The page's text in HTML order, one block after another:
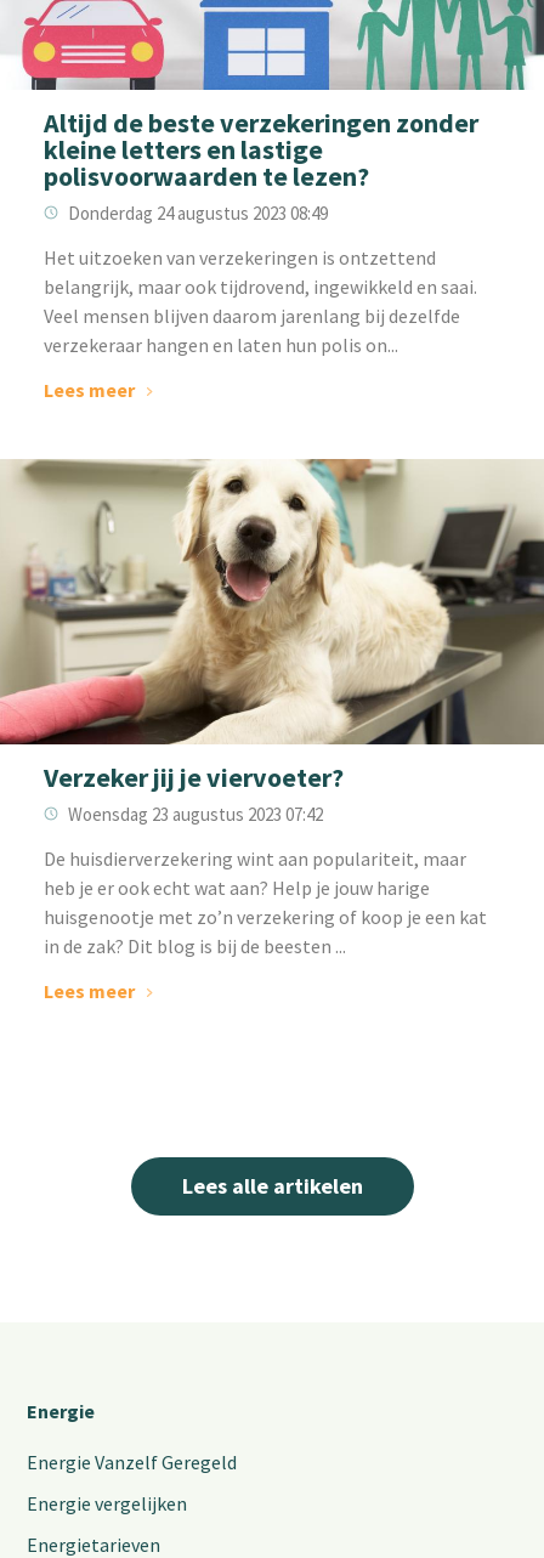
Altijd de beste verzekeringen zonder
kleine letters en lastige
polisvoorwaarden te lezen?
Donderdag 24 augustus 2023 08:49
‌Het uitzoeken van verzekeringen is ontzettend
belangrijk, maar ook tijdrovend, ingewikkeld en saai.
Veel mensen blijven daarom jarenlang bij dezelfde
verzekeraar hangen en laten hun polis on...
Lees meer
Verzeker jij je viervoeter?
Woensdag 23 augustus 2023 07:42
De huisdierverzekering wint aan populariteit, maar
heb je er ook echt wat aan? Help je jouw harige
huisgenootje met zo’n verzekering of koop je een kat
in de zak? Dit blog is bij de beesten ...
Lees meer
Lees alle artikelen
Energie
Energie Vanzelf Geregeld
Energie vergelijken
Energietarieven